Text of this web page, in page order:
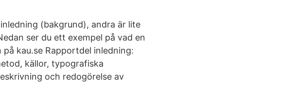
(bakgrund), andra är lite
ser du ett exempel på vad en
på kau.se Rapportdel inledning:
källor, typografiska
och redogörelse av